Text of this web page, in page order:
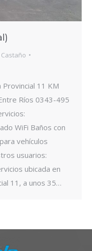
11 KM
Ríos 0343-495
WiFi Baños con
vehículos
usuarios:
ubicada en
11, a unos 35…